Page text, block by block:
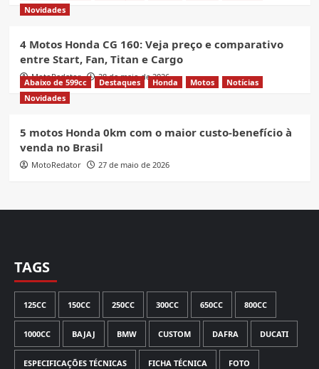
Novidades
4 Motos Honda CG 160: Veja preço e comparativo
entre Start, Fan, Titan e Cargo
MotoRedator 28 de maio de 2026
Abaixo de 599cc Destaques Honda Motos
Notícias
Novidades
5 motos Honda 0km com o maior custo-benefício à
venda no Brasil
MotoRedator 27 de maio de 2026
TAGS
125CC 150CC 250CC 300CC 650CC 800CC
1000CC BAJAJ BMW CUSTOM DAFRA DUCATI
ESPECIFICAÇÕES TÉCNICAS FICHA TÉCNICA FOTO